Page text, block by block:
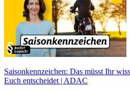
Saisonkennzeichen: Das müsst Ihr
Euch entscheidet | ADAC